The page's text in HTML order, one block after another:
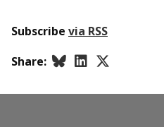
Subscribe via RSS
Share: